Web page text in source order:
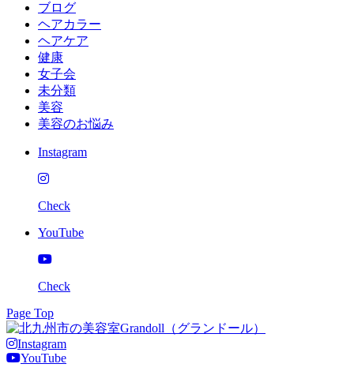
ブログ
ヘアカラー
ヘアケア
健康
女子会
未分類
美容
美容のお悩み
Instagram
Check
YouTube
Check
Page Top
Instagram
YouTube